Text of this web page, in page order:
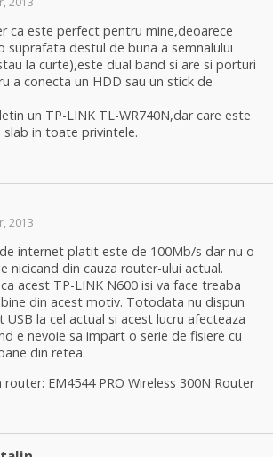
ca este perfect pentru mine,deoarece
suprafata destul de buna a semnalului
la curte),este dual band si are si porturi
a conecta un HDD sau un stick de
un TP-LINK TL-WR740N,dar care este
slab in toate privintele.
2013
internet platit este de 100Mb/s dar nu o
nicicand din cauza router-ului actual.
acest TP-LINK N600 isi va face treaba
din acest motiv. Totodata nu dispun
USB la cel actual si acest lucru afecteaza
e nevoie sa impart o serie de fisiere cu
din retea.
router: EM4544 PRO Wireless 300N Router